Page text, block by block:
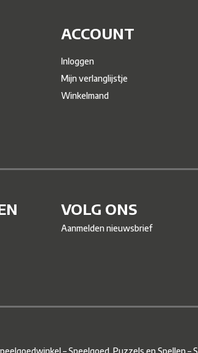
ACCOUNT
Inloggen
Mijn verlanglijstje
Winkelmand
VOLG ONS
Aanmelden nieuwsbrief
– Speelgoed, Puzzels en Spellen –